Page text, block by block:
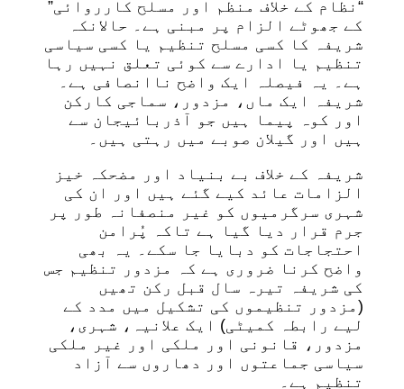
“نظام کے خلاف منظم اور مسلح کارروائی”
کے جھوٹے الزام پر مبنی ہے۔ حالانکہ
شریفہ کا کسی مسلح تنظیم یا کسی سیاسی
تنظیم یا ادارے سے کوئی تعلق نہیں رہا
ہے۔ یہ فیصلہ ایک واضح ناانصافی ہے۔
شریفہ ایک ماں، مزدور، سماجی کارکن
اور کوہ پیما ہیں جو آذربائیجان سے
ہیں اور گیلان صوبے میں رہتی ہیں۔
شریفہ کے خلاف بے بنیاد اور مضحکہ خیز
الزامات عائد کیے گئے ہیں اور ان کی
شہری سرگرمیوں کو غیر منصفانہ طور پر
جرم قرار دیا گیا ہے تاکہ پُرامن
احتجاجات کو دبایا جا سکے۔ یہ بھی
واضح کرنا ضروری ہے کہ مزدور تنظیم جس
کی شریفہ تیرہ سال قبل رکن تھیں
(مزدور تنظیموں کی تشکیل میں مدد کے
لیے رابطہ کمیٹی) ایک علانیہ، شہری،
مزدور، قانونی اور ملکی اور غیر ملکی
سیاسی جماعتوں اور دھاروں سے آزاد
تنظیم ہے۔